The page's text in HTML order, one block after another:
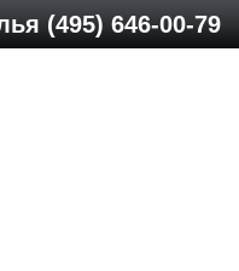
(495) 646-00-79